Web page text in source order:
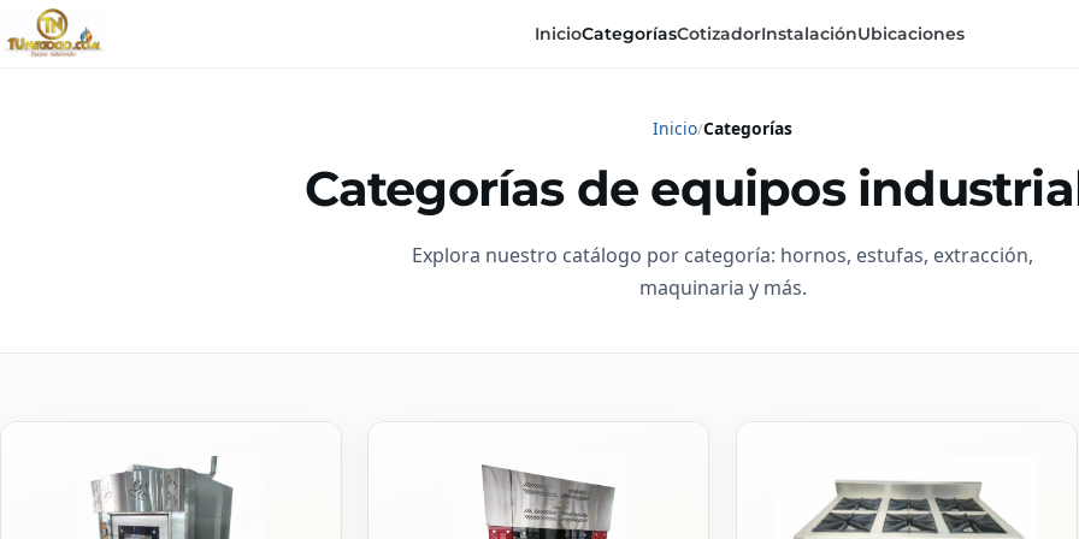
InicioCategoríasCotizadorInstalaciónUbicaciones
Inicio Categorías
Categorías de equipos
Explora nuestro catálogo por categoría: hornos, estufas, extracción,
maquinaria y más.